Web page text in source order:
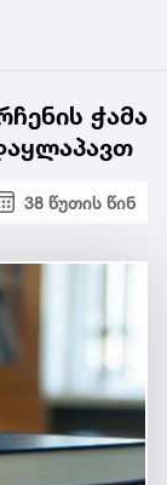
ჭამა
38 წუთის წინ